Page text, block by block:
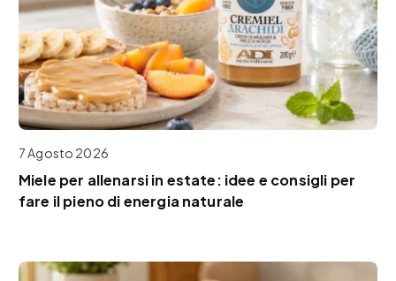
7 Agosto 2026
Miele per allenarsi in estate: idee e consigli per
fare il pieno di energia naturale